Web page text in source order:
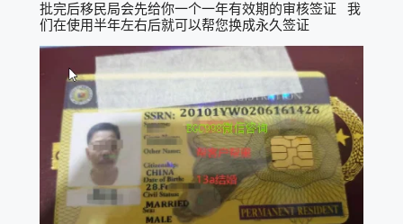
批完后移民局会先给你一个一年有效期的审核签证 我
们在使用半年左右后就可以帮您换成永久签证